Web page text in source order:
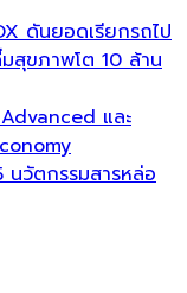
ดันยอดเรียกรถไป
สุขภาพโต 10 ล้าน
และ
นวัตกรรมสารหล่อ